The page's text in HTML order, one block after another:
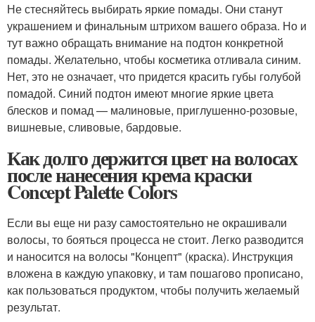
Не стесняйтесь выбирать яркие помады. Они станут
украшением и финальным штрихом вашего образа. Но и
тут важно обращать внимание на подтон конкретной
помады. Желательно, чтобы косметика отливала синим.
Нет, это не означает, что придется красить губы голубой
помадой. Синий подтон имеют многие яркие цвета
блесков и помад — малиновые, приглушенно-розовые,
вишневые, сливовые, бардовые.
Как долго держится цвет на волосах
после нанесения крема краски
Concept Palette Colors
Если вы еще ни разу самостоятельно не окрашивали
волосы, то бояться процесса не стоит. Легко разводится
и наносится на волосы "Концепт" (краска). Инструкция
вложена в каждую упаковку, и там пошагово прописано,
как пользоваться продуктом, чтобы получить желаемый
результат.